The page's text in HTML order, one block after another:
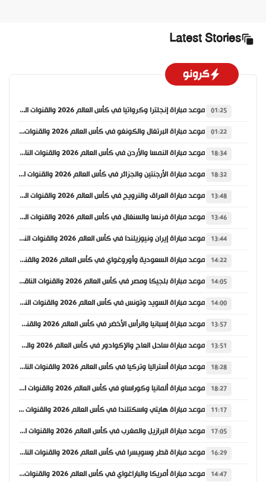
Latest Stories
كرونو
01:25 موعد مباراة إنجلترا وكرواتيا في كأس العالم 2026 والقنوات الناقلة
01:22 موعد مباراة البرتغال والكونغو في كأس العالم 2026 والقنوات الناقلة
18:34 موعد مباراة النمسا والأردن في كأس العالم 2026 والقنوات الناقلة
18:32 موعد مباراة الأرجنتين والجزائر في كأس العالم 2026 والقنوات الناقلة
13:48 موعد مباراة العراق والنرويج في كأس العالم 2026 والقنوات الناقلة
13:46 موعد مباراة فرنسا والسنغال في كأس العالم 2026 والقنوات الناقلة
13:44 موعد مباراة إيران ونيوزيلندا في كأس العالم 2026 والقنوات الناقلة
14:22 موعد مباراة السعودية وأوروغواي في كأس العالم 2026 والقنوات الناقلة
14:05 موعد مباراة بلجيكا ومصر في كأس العالم 2026 والقنوات الناقلة
14:00 موعد مباراة السويد وتونس في كأس العالم 2026 والقنوات الناقلة
13:57 موعد مباراة إسبانيا والرأس الأخضر في كأس العالم 2026 والقنوات الناقلة
13:51 موعد مباراة ساحل العاج والإكوادور في كأس العالم 2026 والقنوات الناقلة
18:28 موعد مباراة أستراليا وتركيا في كأس العالم 2026 والقنوات الناقلة
18:27 موعد مباراة ألمانيا وكوراساو في كأس العالم 2026 والقنوات الناقلة
11:17 موعد مباراة هايتي واسكتلندا في كأس العالم 2026 والقنوات الناقلة
17:05 موعد مباراة البرازيل والمغرب في كأس العالم 2026 والقنوات الناقلة
16:29 موعد مباراة قطر وسويسرا في كأس العالم 2026 والقنوات الناقلة
14:47 موعد مباراة أمريكا والباراغواي في كأس العالم 2026 والقنوات الناقلة